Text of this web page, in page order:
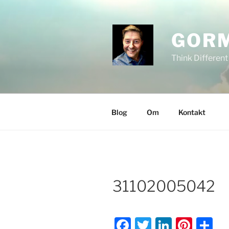
Think
Blog Om Kontakt
31102005042
F
T
Li Pi